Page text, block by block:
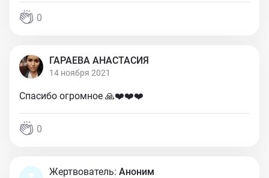
0
ГАРАЕВА АНАСТАСИЯ
14 ноября 2021
Спасибо огромное 🙏❤️❤️❤️
0
Жертвователь: Аноним